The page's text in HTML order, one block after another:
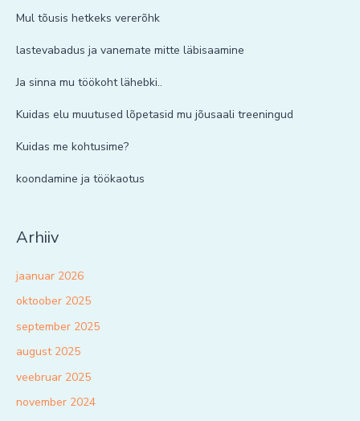
Mul tõusis hetkeks vererõhk
lastevabadus ja vanemate mitte läbisaamine
Ja sinna mu töökoht lähebki..
Kuidas elu muutused lõpetasid mu jõusaali treeningud
Kuidas me kohtusime?
koondamine ja töökaotus
Arhiiv
jaanuar 2026
oktoober 2025
september 2025
august 2025
veebruar 2025
november 2024